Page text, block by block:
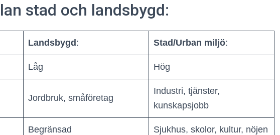
stad och landsbygd:
Landsbygd : Stad/Urban miljö:
Låg Hög
Jordbruk, småföretag
Industri, tjänster,
kunskapsjobb
Begränsad Sjukhus, skolor, kultur, nöjen